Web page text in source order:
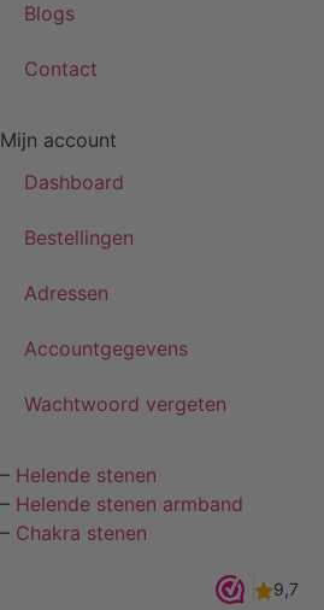
Blogs
Contact
Mijn account
Dashboard
Bestellingen
Adressen
Accountgegevens
Wachtwoord vergeten
– Helende stenen
– Helende stenen armband
– Chakra stenen